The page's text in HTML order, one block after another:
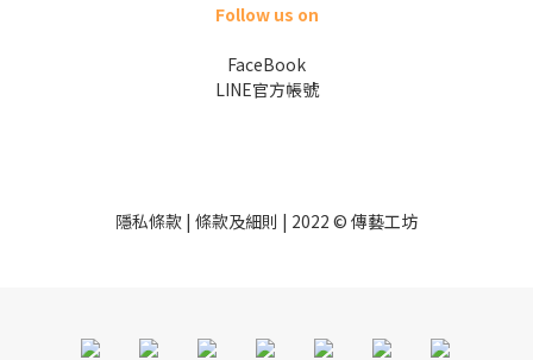
Follow us on
FaceBook
LINE官方帳號
隱私條款 | 條款及細則 | 2022 © 傳藝工坊